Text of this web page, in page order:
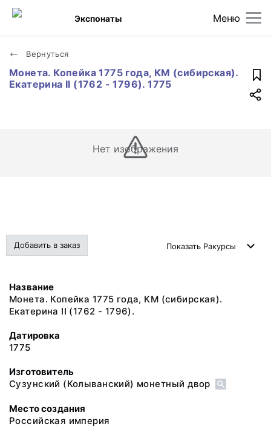
Меню
Экспонаты
Вернуться
Монета. Копейка 1775 года, КМ (сибирская).
Екатерина II (1762 - 1796). 1775
Нет изображения
Добавить в заказ Показать Ракурсы
Название
Монета. Копейка 1775 года, КМ (сибирская).
Екатерина II (1762 - 1796).
Датировка
1775
Изготовитель
Сузунский (Колыванский) монетный двор
Место создания
Российская империя